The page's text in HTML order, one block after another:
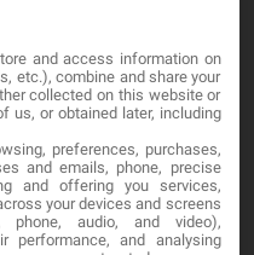
and access information on
etc.), combine and share your
collected on this website or
us, or obtained later, including
preferences, purchases,
and emails, phone, precise
and offering you services,
your devices and screens
phone, audio, and video),
performance, and analysing